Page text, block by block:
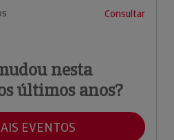
Consultar
nesta
últimos anos?
EVENTOS